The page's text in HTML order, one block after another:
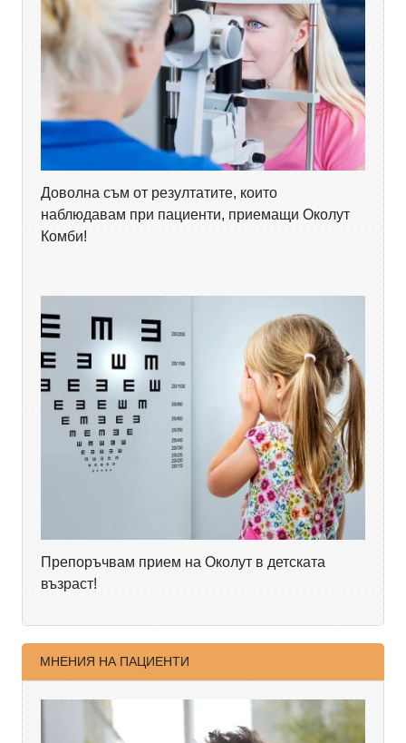
Доволна съм от резултатите, които
наблюдавам при пациенти, приемащи Околут
Комби!
Препоръчвам прием на Околут в детската
възраст!
МНЕНИЯ НА ПАЦИЕНТИ